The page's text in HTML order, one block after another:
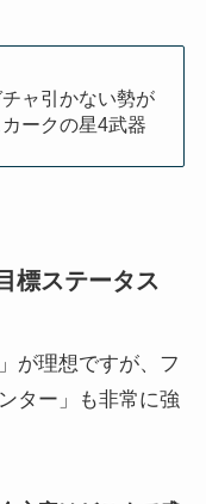
チャ引かない勢が
ークの星4武器
標ステータス
が理想ですが、フ
ター」も非常に強